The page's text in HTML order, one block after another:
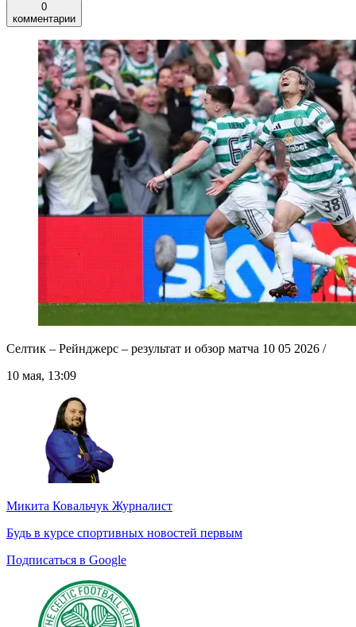
0
комментарии
Селтик – Рейнджерс – результат и обзор матча 10 05 2026 /
10 мая, 13:09
Микита Ковальчук Журналист
Будь в курсе спортивных новостей первым
Подписаться в Google